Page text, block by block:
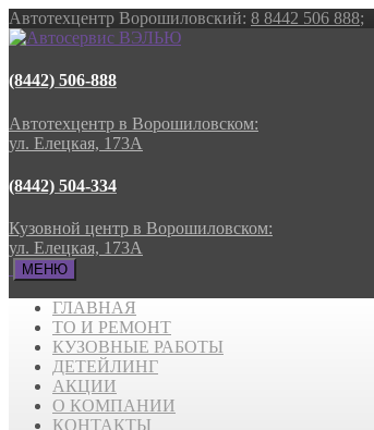
Автотехцентр Ворошиловский: 8 8442 506 888;
(8442) 506-888
Автотехцентр в Ворошиловском:
ул. Елецкая, 173А
(8442) 504-334
Кузовной центр в Ворошиловском:
ул. Елецкая, 173А
МЕНЮ
ГЛАВНАЯ
ТО И РЕМОНТ
КУЗОВНЫЕ РАБОТЫ
ДЕТЕЙЛИНГ
АКЦИИ
О КОМПАНИИ
КОНТАКТЫ